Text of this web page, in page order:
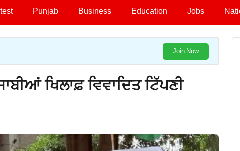
Punjab Business Education Jobs
Join Now
ਖਿਲਾਫ਼ ਵਿਵਾਦਿਤ ਟਿੱਪਣੀ